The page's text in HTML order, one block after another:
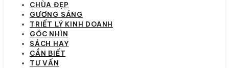
CHÙA ĐẸP
GƯƠNG SÁNG
TRIẾT LÝ KINH DOANH
GÓC NHÌN
SÁCH HAY
CẦN BIẾT
TƯ VẤN